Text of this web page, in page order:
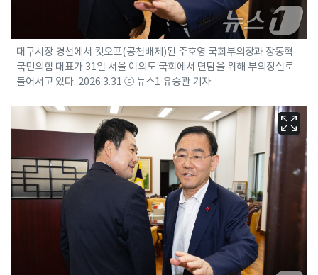
대구시장 경선에서 컷오프(공천배제)된 주호영 국회부의장과 장동혁
국민의힘 대표가 31일 서울 여의도 국회에서 면담을 위해 부의장실로
들어서고 있다. 2026.3.31 ⓒ 뉴스1 유승관 기자